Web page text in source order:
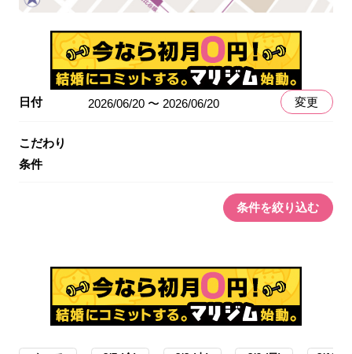
日付 2026/06/20 〜 2026/06/20 変更
こだわり
条件
条件を絞り込む